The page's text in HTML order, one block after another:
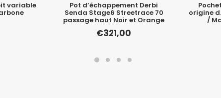
variable Pot d’échappement Derbi
Senda Stage6 Streetrace 70
passage haut Noir et Orange
€321,00
origine
/